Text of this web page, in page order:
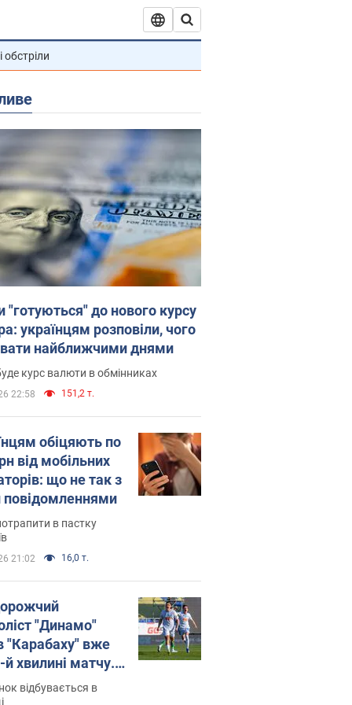
обстріли
"готуються" до нового курсу
українцям розповіли, чого
найближчими днями
курс валюти в обмінниках
22:58 151,2 т.
обіцяють по
від мобільних
що не так з
в пастку
21:02 16,0 т.
"Динамо"
"Карабаху" вже
й хвилині матчу.
відбувається в